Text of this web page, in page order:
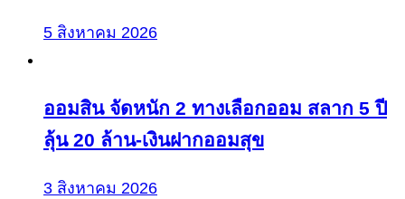
5 สิงหาคม 2026
ออมสิน จัดหนัก 2 ทางเลือกออม สลาก 5 ปี
ลุ้น 20 ล้าน-เงินฝากออมสุข
3 สิงหาคม 2026